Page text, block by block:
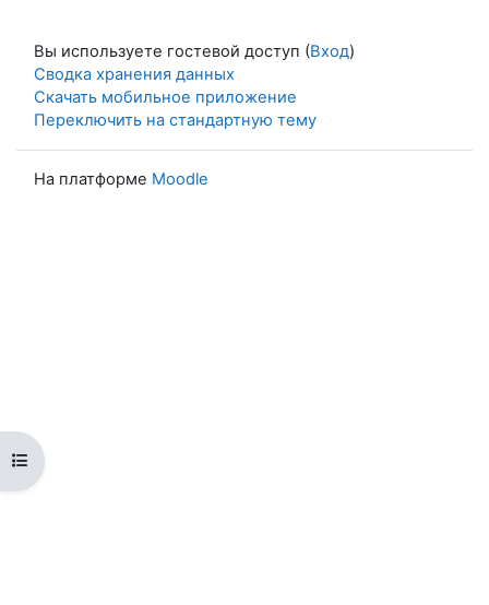
Открыть оглавление курса
Вы используете гостевой доступ (Вход)
Сводка хранения данных
Скачать мобильное приложение
Переключить на стандартную тему
На платформе Moodle